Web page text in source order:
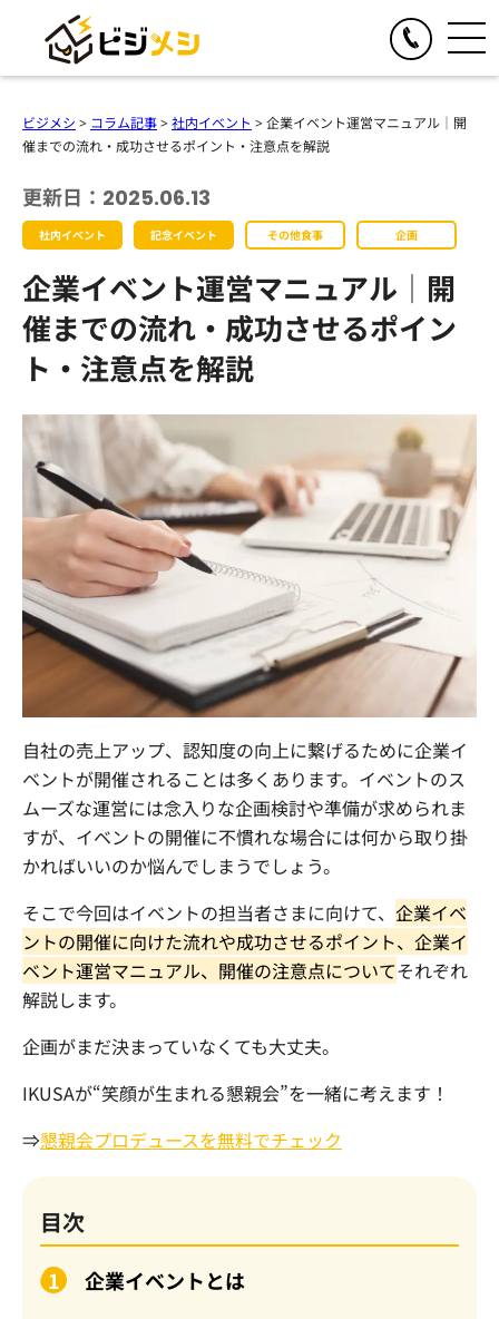
人気の提供サービス
オール社員感謝祭
懇親会・社内パーティープロデュース
クイズ&ビンゴ大会
ゴチバトル
キングオブラスベガス
チームビルディングクルーズ
オンラインイベント
TOGGLE
人気の提供サービス
オンライン格付けバトル
オンラインクイズ&ビンゴ大会
オンラインゴチバトル
オンライン社内イベントプロデュース
お食事の手配
人気の提供サービス
ビジメシケータリング
ビジメシオードブル
ビジメシランチボックス
人気の提供サービス
春のイベント企画
夏のイベント企画
秋のイベント企画
ファミリーイベント企画
周年イベント企画
社員交流イベント企画
企業パーティプロデュース
導入事例
よくある質問
まずは内容を見たい
資料をダウンロードする
一度話を聞いてみたい
無料で相談する
閉じる
ビジメシ > コラム記事>社内イベント >企業イベント運営マニュアル│開
催までの流れ・成功させるポイント・注意点を解説
更新日：2025.06.13
社内イベント 記念イベント その他食事 企画
企業イベント運営マニュアル│開
催までの流れ・成功させるポイン
ト・注意点を解説
自社の売上アップ、認知度の向上に繋げるために企業イ
ベントが開催されることは多くあります。イベントのス
ムーズな運営には念入りな企画検討や準備が求められま
すが、イベントの開催に不慣れな場合には何から取り掛
かればいいのか悩んでしまうでしょう。
そこで今回はイベントの担当者さまに向けて、 企業イベ
ントの開催に向けた流れや成功させるポイント、企業イ
ベント運営マニュアル、開催の注意点についてそれぞれ
解説します。
企画がまだ決まっていなくても大丈夫。
IKUSAが“笑顔が生まれる懇親会”を一緒に考えます！
⇒懇親会プロデュースを無料でチェック
目次
企業イベントとは